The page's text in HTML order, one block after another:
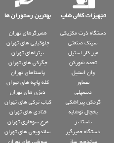
تجهیزات کافی شاپ بهترین رستوران ها
دستگاه ذرت مکزیکی
سینک صنعتی
میز کار استیل
تخمه شورکن
وان استیل
سماور
دیسپلی
گرمکن پیراشکی
یخچال نوشابه
پاستا پز
دستگاه خمیرگیر
همبرگرهای تهران
چلوکبابی های تهران
پیتزاهای تهران
جگرکی های تهران
پاستاهای تهران
کله پاچه های تهران
دیزی های تهران
کباب ترکی های تهران
قنادی های تهران
مرغ سوخاری تهران
ساندویچی های تهران